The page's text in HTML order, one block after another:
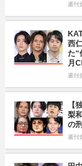
週刊
西
た“
月
週刊
【
梨
の
週刊